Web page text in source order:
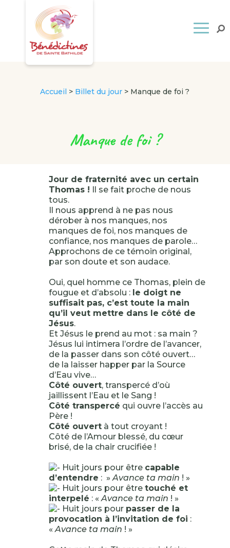
Accueil > Billet du jour > Manque de foi ?
Manque de foi ?
Jour de fraternité avec un certain
Thomas ! Il se fait proche de nous
tous.
Il nous apprend à ne pas nous
dérober à nos manques, nos
manques de foi, nos manques de
confiance, nos manques de parole…
Approchons de ce témoin original,
par son doute et son audace.
Oui, quel homme ce Thomas, plein de
fougue et d’absolu : le doigt ne
suffisait pas, c’est toute la main
qu’il veut mettre dans le côté de
Jésus.
Et Jésus le prend au mot : sa main ?
Jésus lui intimera l’ordre de l’avancer,
de la passer dans son côté ouvert…
de la laisser happer par la Source
d’Eau vive…
Côté ouvert, transpercé d’où
jaillissent l’Eau et le Sang !
Côté transpercé qui ouvre l’accès au
Père !
Côté ouvertà tout croyant !
Côté de l’Amour blessé, du cœur
brisé, de la chair crucifiée !
Huit jours pour être capable
d’entendre : »Avance ta main ! »
Huit jours pour être touché et
interpelé : «Avance ta main ! »
Huit jours pour passer de la
provocation à l’invitation de foi :
«Avance ta main ! »